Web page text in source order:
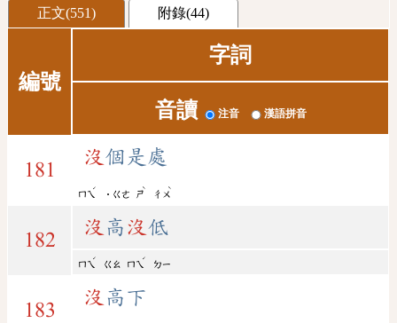
正文(551) 附錄(44)
編號
字詞
音讀 注音 漢語拼音
181
沒 個是處
ㄇㄟ
ˊ
˙ㄍㄜ ㄕ
ˋ
ㄔㄨ
ˋ
182
沒 高 沒 低
ㄇㄟ
ˊ
ㄍㄠ ㄇㄟ
ˊ
ㄉㄧ
183
沒 高下